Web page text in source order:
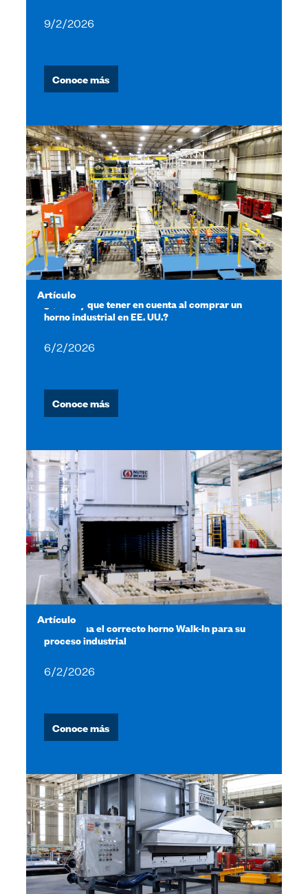
9/2/2026
Conoce más
Artículo
¿Qué hay que tener en cuenta al comprar un
horno industrial en EE. UU.?
6/2/2026
Conoce más
Artículo
Selecciona el correcto horno Walk-In para su
proceso industrial
6/2/2026
Conoce más